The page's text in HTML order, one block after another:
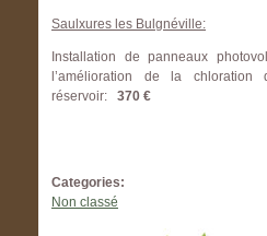
Saulxures les Bulgnéville:
Installation de panneaux
l’amélioration de la chloration
réservoir: 370 €
Categories:
Non classé